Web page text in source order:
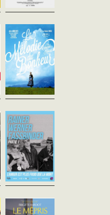
Goût du saké
Ozu
- 113'
et à l’approche de la
Shuhei Hirayama vit
avec sa fille Michiko,
âge de se marier. Le père
la fille repoussent l’...
bonheur (VF)
Etats-Unis - 1965
vf - 172'
Dès 8 ans Maria, jeune
autrichienne enjouée,
le couvent pour devenir
gouvernante des sept
enfants dissipés du
von Trapp. Son charme...
Hitchcock
- 107'
Crane disparaît
alors
tentait de s'enfuir avec
mille dollars volés.
lieu où elle a été vue
un...
L'Amour est
froid que la
Allemagne de l'Ouest -
rejoindre un groupe de
criminels, Franz est
poursuivi par Bruno.
les deux hommes se
d’amitié et trouvent en...
qui tua
Valance
Unis - 1962
- 123'
Le Mépris
Jean-Luc Godard